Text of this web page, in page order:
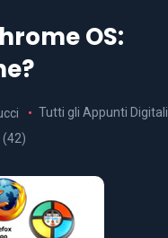
OS:
Tutti gli Appunti Digitali
(42)